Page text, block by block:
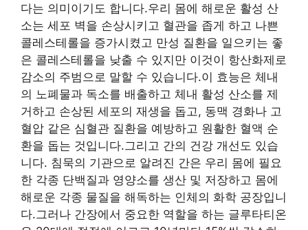
다는 의미이기도 합니다.우리 몸에 해로운 활성 산
소는 세포 벽을 손상시키고 혈관을 좁게 하고 나쁜
콜레스테롤을 증가시켰고 만성 질환을 일으키는 좋
은 콜레스테롤을 낮출 수 있지만 이것이 항산화제로
감소의 주범으로 말할 수 있습니다.이 효능은 체내
의 노폐물과 독소를 배출하고 체내 활성 산소를 제
거하고 손상된 세포의 재생을 돕고, 동맥 경화나 고
혈압 같은 심혈관 질환을 예방하고 원활한 혈액 순
환을 돕는 것입니다.그리고 간의 건강 개선도 있습
니다. 침묵의 기관으로 알려진 간은 우리 몸에 필요
한 각종 단백질과 영양소를 생산 및 저장하고 몸에
해로운 각종 물질을 해독하는 인체의 화학 공장입니
다.그러나 간장에서 중요한 역할을 하는 글루타티온